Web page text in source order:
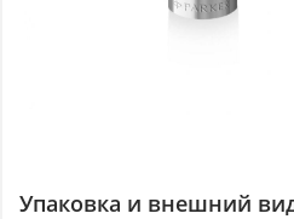
Упаковка и внешний